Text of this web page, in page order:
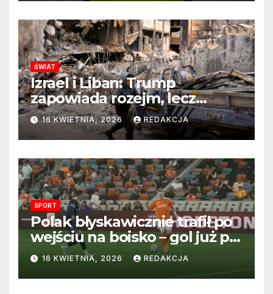
ŚWIAT
Izrael i Liban: Trump
zapowiada rozejm, lecz
perspektywa zakończenia
wojny wciąż odległa
16 KWIETNIA, 2026 REDAKCJA
SPORT
Polak błyskawicznie trafił po
wejściu na boisko – gol już po
22 sekundach!
16 KWIETNIA, 2026 REDAKCJA